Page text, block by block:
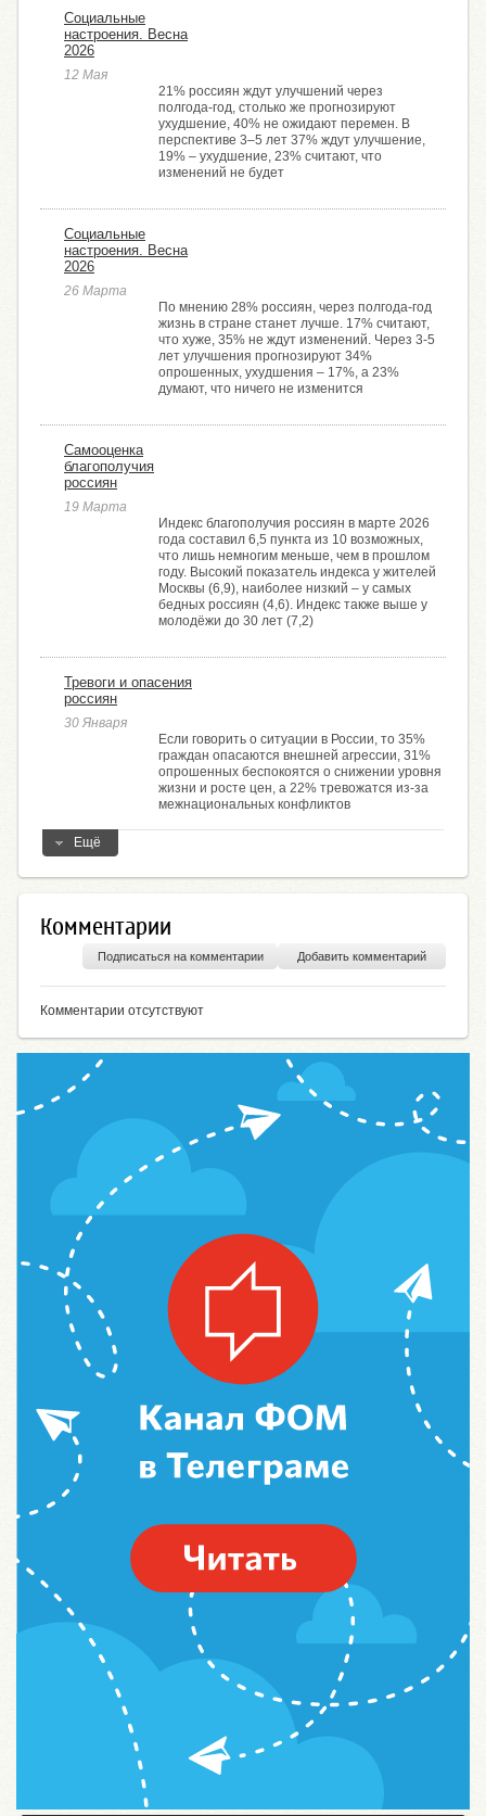
Социальные
настроения. Весна
2026
12 Мая
21% россиян ждут улучшений через
полгода‑год, столько же прогнозируют
ухудшение, 40% не ожидают перемен. В
перспективе 3–5 лет 37% ждут улучшение,
19% – ухудшение, 23% считают, что
изменений не будет
Социальные
настроения. Весна
2026
26 Марта
По мнению 28% россиян, через полгода-год
жизнь в стране станет лучше. 17% считают,
что хуже, 35% не ждут изменений. Через 3-5
лет улучшения прогнозируют 34%
опрошенных, ухудшения – 17%, а 23%
думают, что ничего не изменится
Самооценка
благополучия
россиян
19 Марта
Индекс благополучия россиян в марте 2026
года составил 6,5 пункта из 10 возможных,
что лишь немногим меньше, чем в прошлом
году. Высокий показатель индекса у жителей
Москвы (6,9), наиболее низкий – у самых
бедных россиян (4,6). Индекс также выше у
молодёжи до 30 лет (7,2)
Тревоги и опасения
россиян
30 Января
Если говорить о ситуации в России, то 35%
граждан опасаются внешней агрессии, 31%
опрошенных беспокоятся о снижении уровня
жизни и росте цен, а 22% тревожатся из-за
межнациональных конфликтов
Ещё
Комментарии
Добавить комментарий
Подписаться на комментарии
Комментарии отсутствуют